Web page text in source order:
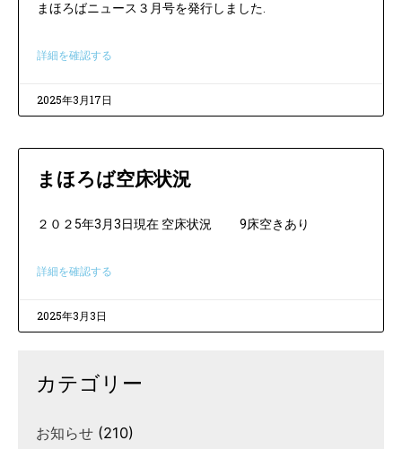
まほろばニュース３月号を発行しました.
詳細を確認する
2025年3月17日
まほろば空床状況
２０２5年3月3日現在 空床状況 9床空きあり
詳細を確認する
2025年3月3日
カテゴリー
お知らせ (210)